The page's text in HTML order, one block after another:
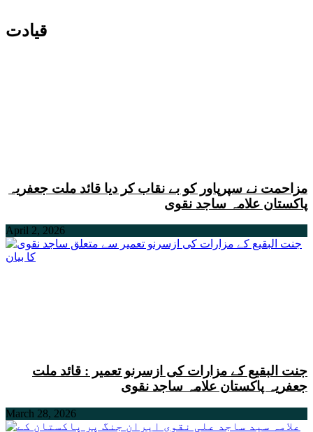
قیادت
مزاحمت نے سپرپاور کو بے نقاب کر دیا قائد ملت جعفریہ
پاکستان علامہ ساجد نقوی
April 2, 2026
جنت البقیع کے مزارات کی ازسرنو تعمیر : قائد ملت
جعفریہ پاکستان علامہ ساجد نقوی
March 28, 2026